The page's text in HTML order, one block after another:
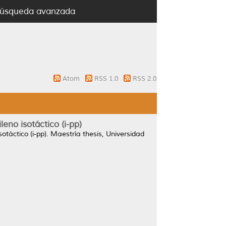
avanzada
Atom RSS 1.0 RSS 2.0
isotáctico (i-pp)
(i-pp). Maestría thesis, Universidad